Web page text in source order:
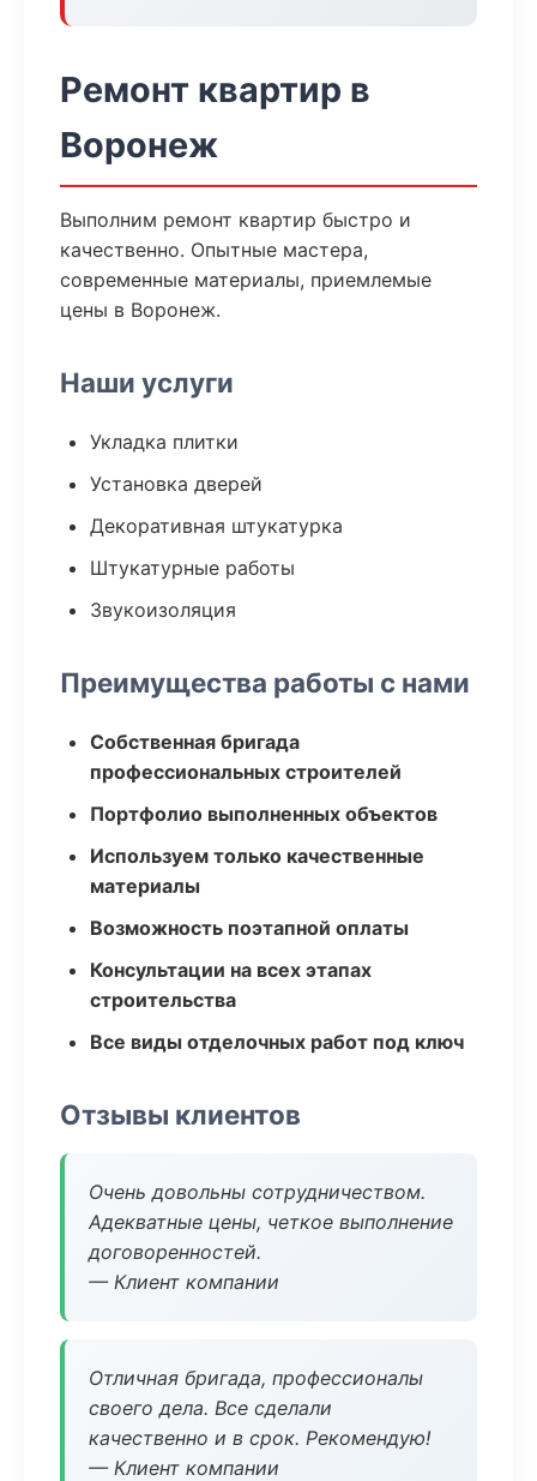
Ремонт квартир в
Воронеж
Выполним ремонт квартир быстро и
качественно. Опытные мастера,
современные материалы, приемлемые
цены в Воронеж.
Наши услуги
Укладка плитки
Установка дверей
Декоративная штукатурка
Штукатурные работы
Звукоизоляция
Преимущества работы с нами
Собственная бригада
профессиональных строителей
Портфолио выполненных объектов
Используем только качественные
материалы
Возможность поэтапной оплаты
Консультации на всех этапах
строительства
Все виды отделочных работ под ключ
Отзывы клиентов
Очень довольны сотрудничеством.
Адекватные цены, четкое выполнение
договоренностей.
— Клиент компании
Отличная бригада, профессионалы
своего дела. Все сделали
качественно и в срок. Рекомендую!
— Клиент компании